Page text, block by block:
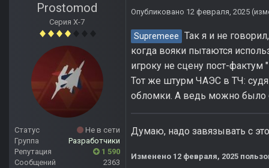
Prostomod
Серия Х-7
Статус
Не в сети
Группа
Разработчики
Репутация
1 590
Сообщений
2363
Опубликовано 12 февраля, 2025
Supremeee Так я и не
когда вояки пытаются
игроку не сцену пост-
Тот же штурм ЧАЭС в ТЧ: судя
обломки. А ведь можно было
Думаю, надо завязывать с
Изменено 12 февраля, 2025